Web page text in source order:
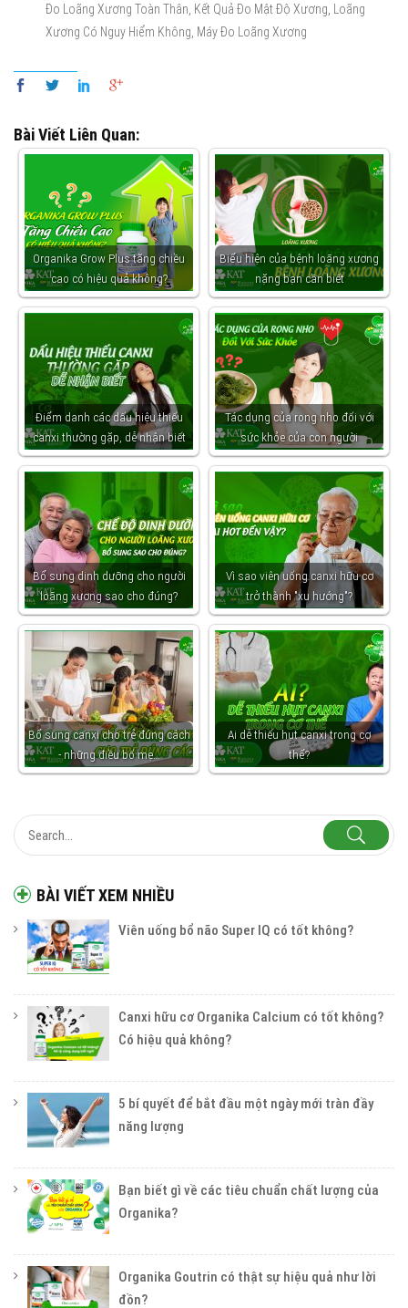
BÀI VIẾT XEM NHIỀU
Viên uống bổ não Super IQ có tốt không?
Canxi hữu cơ Organika Calcium có tốt không?
Có hiệu quả không?
5 bí quyết để bắt đầu một ngày mới tràn đầy
năng lượng
Bạn biết gì về các tiêu chuẩn chất lượng của
Organika?
Organika Goutrin có thật sự hiệu quả như lời
đồn?
Đo Loãng Xương Toàn Thân, Kết Quả Đo Mật Độ Xương,
Loãng
Xương Có Nguy Hiểm Không, Máy Đo Loãng Xương
Bài Viết Liên Quan:
Organika Grow Plus tăng chiều
cao có hiệu quả không?
Biểu hiện của bệnh loãng xương
nặng bạn cần biết
Điểm danh các dấu hiệu thiếu
canxi thường gặp, dễ nhận biết
Tác dụng của rong nho đối với
sức khỏe của con người
Bổ sung dinh dưỡng cho người
loãng xương sao cho đúng?
Vì sao viên uống canxi hữu cơ
trở thành "xu hướng"?
Bổ sung canxi cho trẻ đúng cách
- những điều bố mẹ…
Ai dễ thiếu hụt canxi trong cơ
thể?